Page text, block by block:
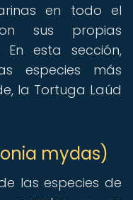
en todo el
sus propias
En esta sección,
especies más
la Tortuga Laúd
mydas)
las especies de